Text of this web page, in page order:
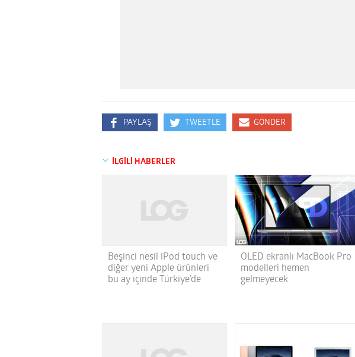
PAYLAŞ TWEETLE GÖNDER
İLGİLİ HABERLER
Beşinci nesil iPod touch ve
diğer yeni Apple ürünleri
bu ay içinde Türkiye’de
OLED ekranlı MacBook Pro
modelleri hemen
gelmeyecek